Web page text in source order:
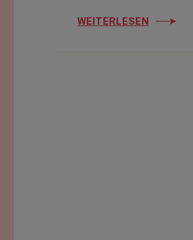
WEITERLESEN